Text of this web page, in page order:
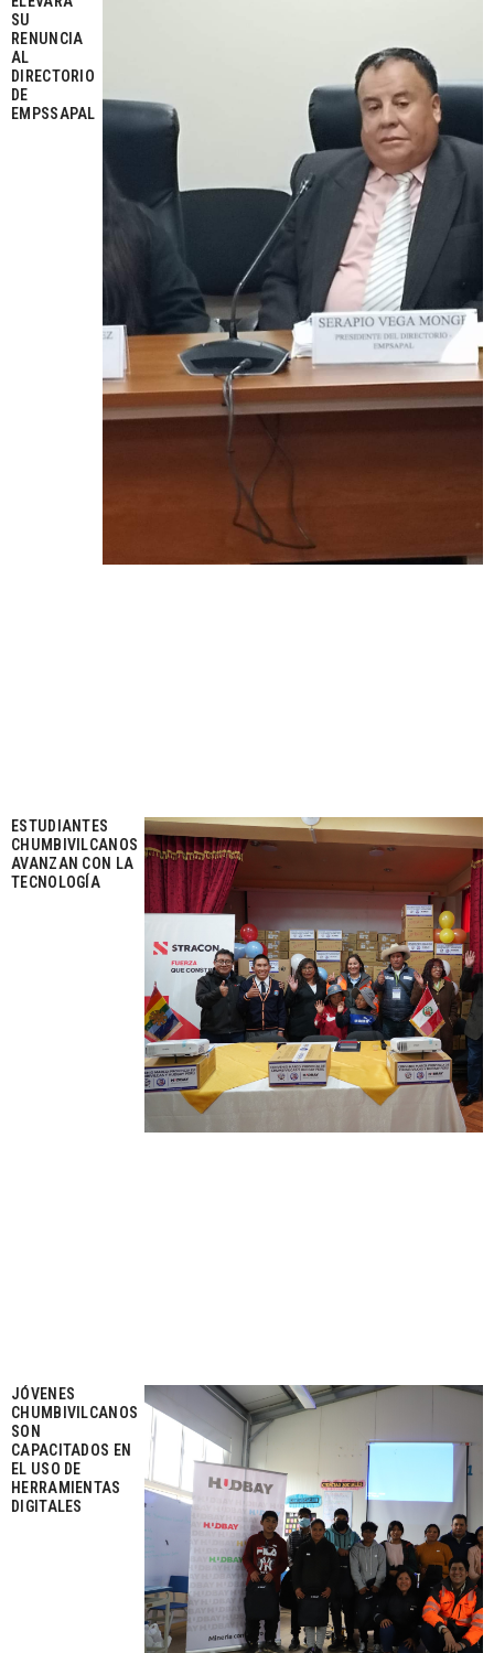
SU
RENUNCIA
AL
DIRECTORIO
DE
EMPSSAPAL
ESTUDIANTES
CHUMBIVILCANOS
AVANZAN CON LA
TECNOLOGÍA
JÓVENES
CHUMBIVILCANOS
SON
CAPACITADOS EN
EL USO DE
HERRAMIENTAS
DIGITALES